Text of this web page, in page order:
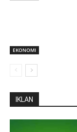
EKONOMI
IKLAN